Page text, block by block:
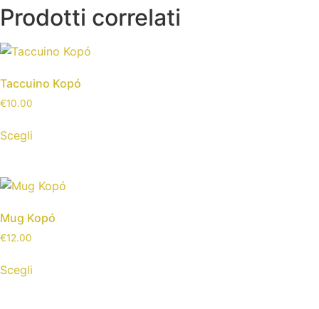
Prodotti correlati
Taccuino Kopó
€10.00
Scegli
Mug Kopó
€12.00
Scegli